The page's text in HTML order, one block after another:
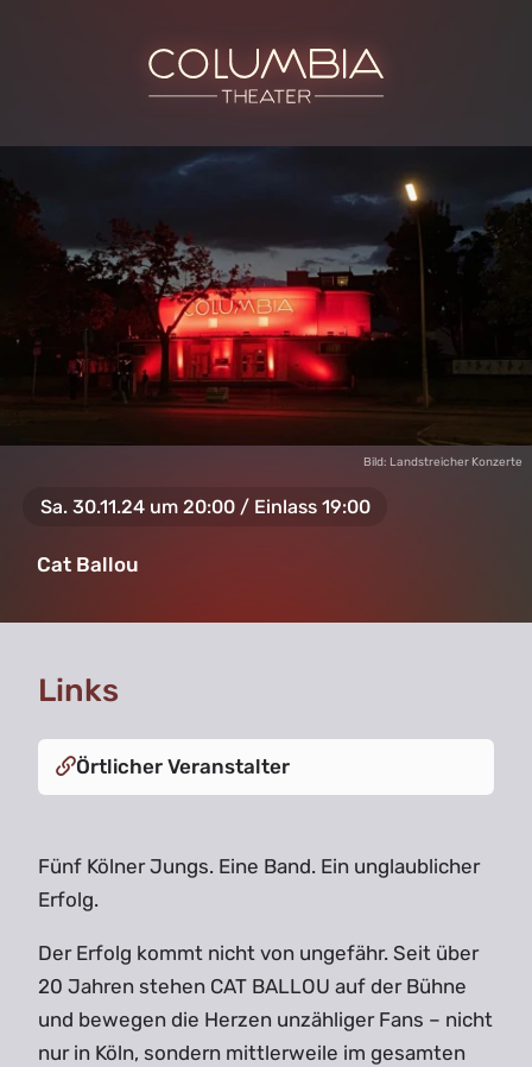
Sa. 30.11.24 um 20:00 / Einlass 19:00
Cat Ballou
Bild: Landstreicher Konzerte
Links
Örtlicher Veranstalter
Fünf Kölner Jungs. Eine Band. Ein unglaublicher
Erfolg.
Der Erfolg kommt nicht von ungefähr. Seit über
20 Jahren stehen CAT BALLOU auf der Bühne
und bewegen die Herzen unzähliger Fans – nicht
nur in Köln, sondern mittlerweile im gesamten